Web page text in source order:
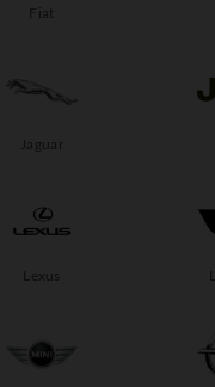
Fiat
Jaguar
Lexus